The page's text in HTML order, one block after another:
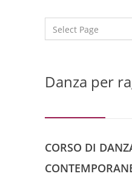
Danza per
CORSO DI